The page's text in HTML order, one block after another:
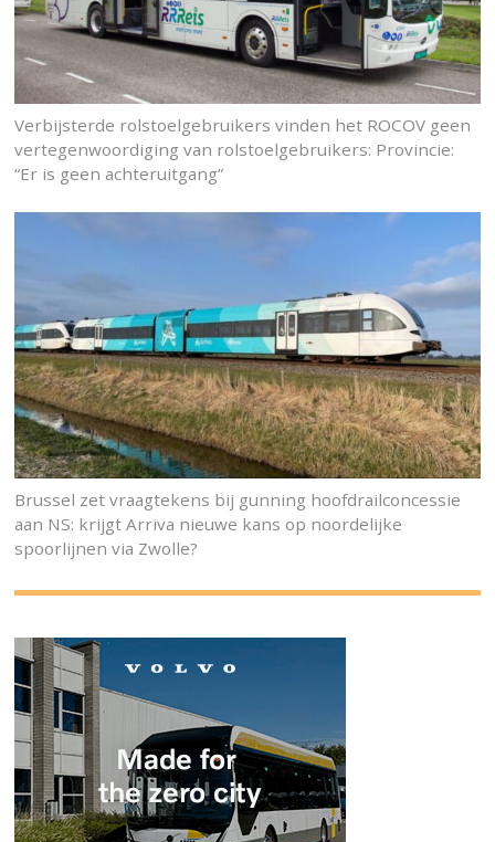
Verbijsterde rolstoelgebruikers vinden het ROCOV geen
vertegenwoordiging van rolstoelgebruikers: Provincie:
“Er is geen achteruitgang”
Brussel zet vraagtekens bij gunning hoofdrailconcessie
aan NS: krijgt Arriva nieuwe kans op noordelijke
spoorlijnen via Zwolle?